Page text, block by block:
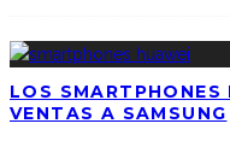
LOS SMARTPHONES
VENTAS A SAMSUNG